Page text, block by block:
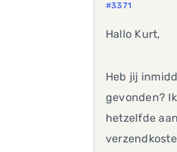
#3371
Hallo Kurt,
Heb jij
gevonden?
hetzelfde